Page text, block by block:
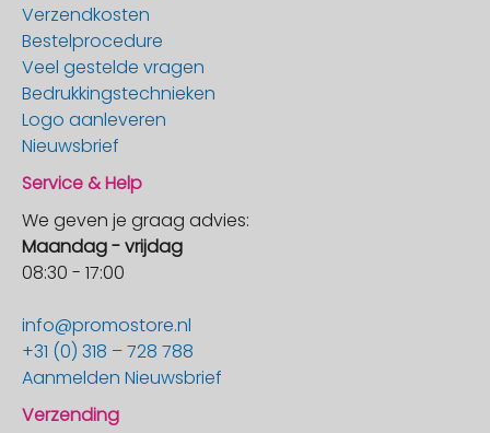
Verzendkosten
Bestelprocedure
Veel gestelde vragen
Bedrukkingstechnieken
Logo aanleveren
Nieuwsbrief
Service & Help
We geven je graag advies:
Maandag - vrijdag
08:30 - 17:00
info@promostore.nl
+31 (0) 318 – 728 788
Aanmelden Nieuwsbrief
Verzending